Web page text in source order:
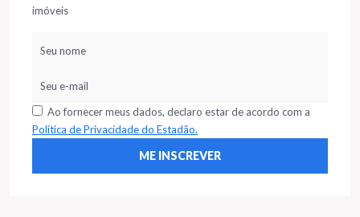
imóveis
Ao fornecer meus dados, declaro estar de acordo com a
Política de Privacidade do Estadão.